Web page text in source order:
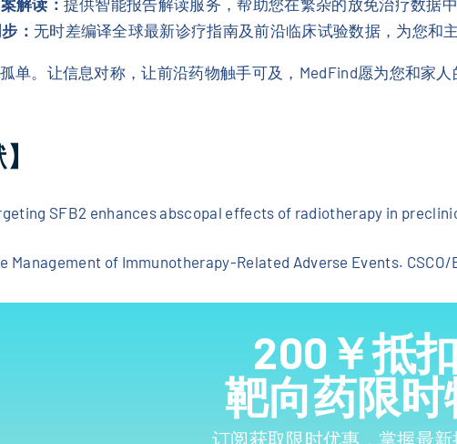
： 无时差编译全球最新诊疗指南及前沿临床试验数据，为您和
单。让信息对称，让前沿药物触手可及，MedFind愿为您和家人
SFB2 enhances abscopal effects of radiotherapy in
Management of Immunotherapy-Related Adverse Events. CSCO/
200￥抵
靶向药限时
订阅获取限时优惠，掌握最新